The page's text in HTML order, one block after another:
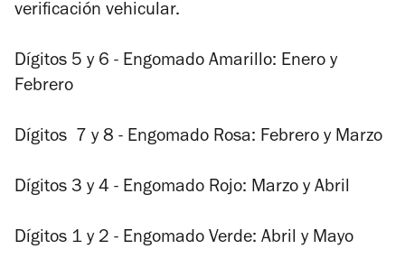
verificación vehicular.
Dígitos 5 y 6 - Engomado Amarillo: Enero y
Febrero
Dígitos 7 y 8 - Engomado Rosa: Febrero y Marzo
Dígitos 3 y 4 - Engomado Rojo: Marzo y Abril
Dígitos 1 y 2 - Engomado Verde: Abril y Mayo